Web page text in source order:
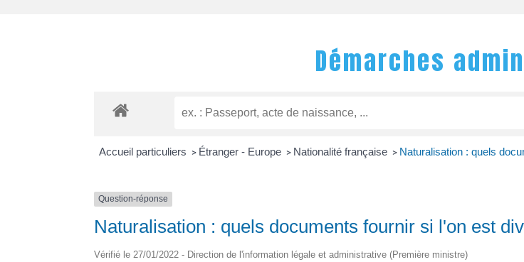
Démarches
Accueil particuliers > Étranger - Europe > Nationalité française > Naturalisation : quels
Question-réponse
Naturalisation : quels documents fournir si l'on est
Vérifié le 27/01/2022 - Direction de l'information légale et administrative (Première ministre)